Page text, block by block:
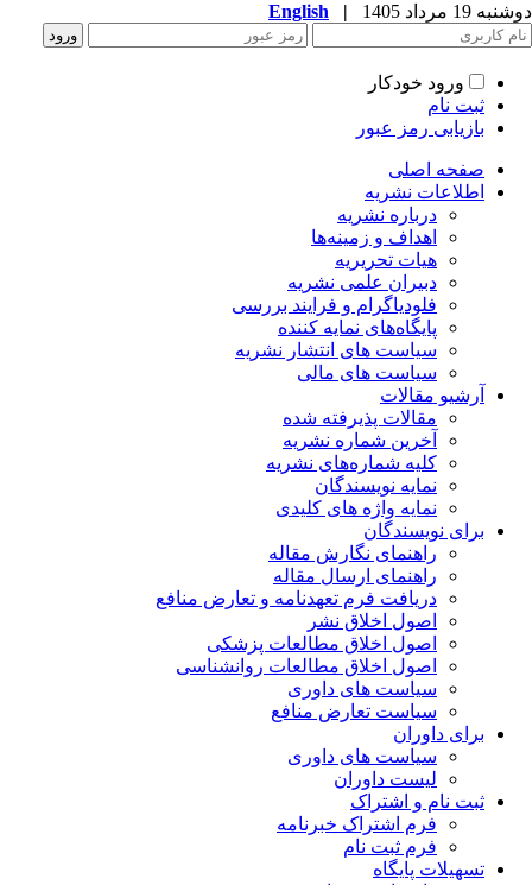
19 مرداد 1405 |
English
ورود خودکار
ثبت نام
بازیابی رمز عبور
صفحه اصلی
اطلاعات نشریه
درباره نشریه
اهداف و زمینه‌ها
هیات تحریریه
دبیران علمی نشریه
فلودیاگرام و فرایند بررسی
پایگاه‌های نمایه کننده
سیاست های انتشار نشریه
سیاست های مالی
آرشیو مقالات
مقالات پذیرفته شده
آخرین شماره نشریه
کلیه شماره‌های نشریه
نمایه نویسندگان
نمایه واژه های کلیدی
برای نویسندگان
راهنمای نگارش مقاله
راهنمای ارسال مقاله
دریافت فرم تعهدنامه و تعارض منافع
اصول اخلاق نشر
اصول اخلاق مطالعات پزشکی
اصول اخلاق مطالعات روانشناسی
سیاست های داوری
سیاست تعارض منافع
برای داوران
سیاست های داوری
لیست داوران
ثبت نام و اشتراک
فرم اشتراک خبرنامه
فرم ثبت نام
تسهیلات پایگاه